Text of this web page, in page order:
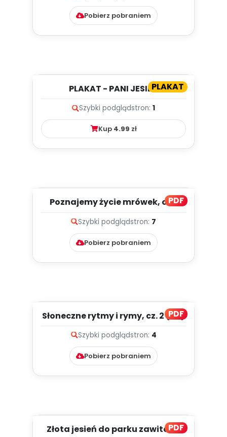
Pobierz pobraniem
PLAKAT
PLAKAT - PANI JESIEŃ
Szybki podglądstron: 1
Kup 4.99 zł
PDF
Poznajemy życie mrówek, cz. 1
Szybki podglądstron: 7
Pobierz pobraniem
PDF
Słoneczne rytmy i rymy, cz. 2 (PD)
Szybki podglądstron: 4
Pobierz pobraniem
PDF
Złota jesień do parku zawitała,